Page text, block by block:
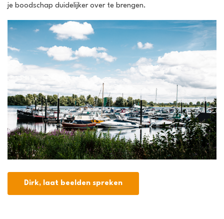
je boodschap duidelijker over te brengen.
Dirk, laat beelden spreken